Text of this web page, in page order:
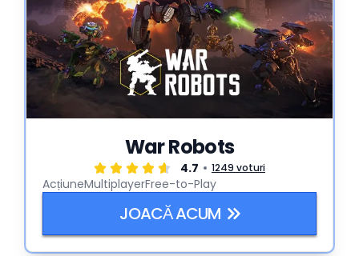
War Robots
4.7 1249 voturi
AcțiuneMultiplayerFree-to-Play
JOACĂ ACUM